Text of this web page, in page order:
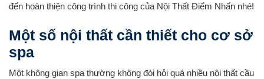
đến hoàn thiện công trình thi công của Nội Thất Điểm Nhấn nhé!
Một số nội thất cần thiết cho cơ sở
spa
Một không gian spa thường không đòi hỏi quá nhiều nội thất cầu